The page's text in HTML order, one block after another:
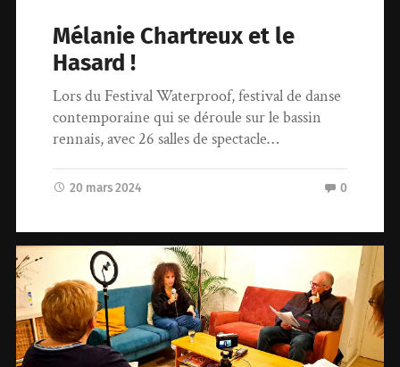
Mélanie Chartreux et le
Hasard !
Lors du Festival Waterproof, festival de danse
contemporaine qui se déroule sur le bassin
rennais, avec 26 salles de spectacle…
20 mars 2024 0